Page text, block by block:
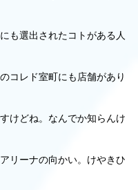
も選出されたコトがある人
コレド室町にも店舗があり
けどね。なんでか知らんけ
リーナの向かい。けやきひ